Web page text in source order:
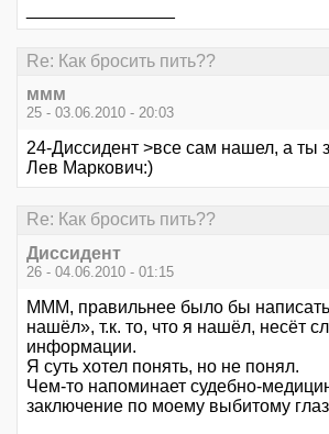
Re: Как бросить пить??
ммм
25 - 03.06.2010 - 20:03
24-Диссидент >все cам нашел, а ты
Лев Маркович:)
Re: Как бросить пить??
Диссидент
26 - 04.06.2010 - 01:15
МММ, правильнее было бы
нашёл», т.к. то, что я нашёл, несёт
информации.
Я суть хотел понять, но не понял.
Чем-то напоминает судебно-
заключение по моему выбитому